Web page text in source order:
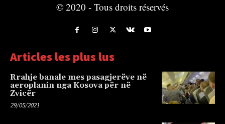
© 2020 - Tous droits réservés
Articles les plus lus
Rrahje banale mes pasagjerëve në
aeroplanin nga Kosova për në
Zvicër
29/05/2021